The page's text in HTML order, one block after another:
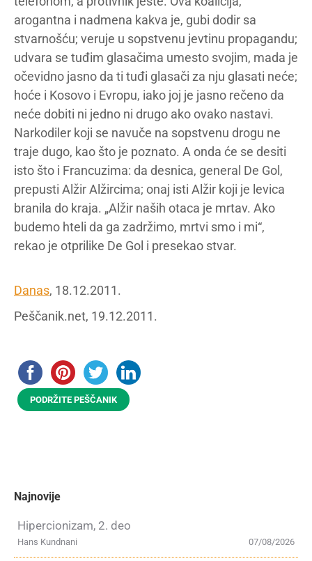
arogantna i nadmena kakva je, gubi dodir sa
stvarnošću; veruje u sopstvenu jevtinu propagandu;
udvara se tuđim glasačima umesto svojim, mada je
očevidno jasno da ti tuđi glasači za nju glasati neće;
hoće i Kosovo i Evropu, iako joj je jasno rečeno da
neće dobiti ni jedno ni drugo ako ovako nastavi.
Narkodiler koji se navuče na sopstvenu drogu ne
traje dugo, kao što je poznato. A onda će se desiti
isto što i Francuzima: da desnica, general De Gol,
prepusti Alžir Alžircima; onaj isti Alžir koji je levica
branila do kraja. „Alžir naših otaca je mrtav. Ako
budemo hteli da ga zadržimo, mrtvi smo i mi“,
rekao je otprilike De Gol i presekao stvar.
Danas, 18.12.2011.
Peščanik.net, 19.12.2011.
PODRŽITE PEŠČANIK
Najnovije
Hipercionizam, 2. deo
07/08/2026
Hans Kundnani